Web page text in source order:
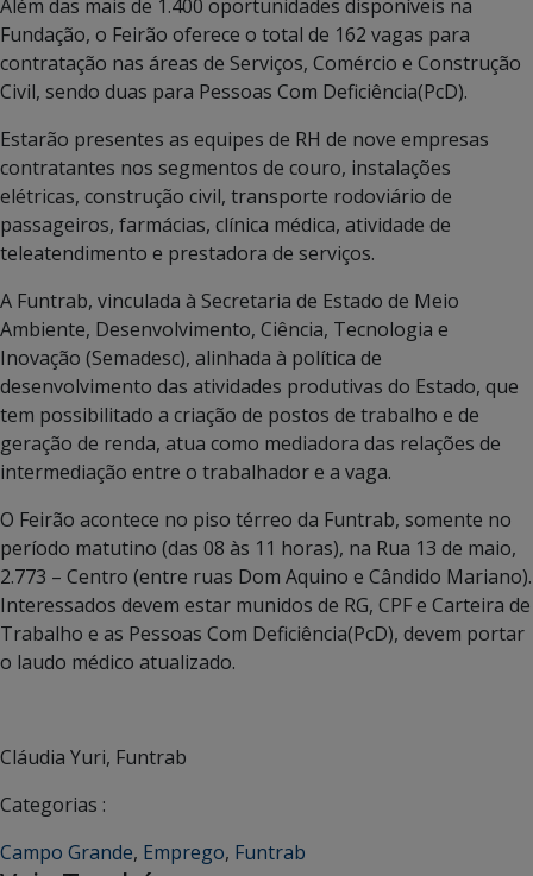
Além das mais de 1.400 oportunidades disponíveis na
Fundação, o Feirão oferece o total de 162 vagas para
contratação nas áreas de Serviços, Comércio e Construção
Civil, sendo duas para Pessoas Com Deficiência(PcD).
Estarão presentes as equipes de RH de nove empresas
contratantes nos segmentos de couro, instalações
elétricas, construção civil, transporte rodoviário de
passageiros, farmácias, clínica médica, atividade de
teleatendimento e prestadora de serviços.
A Funtrab, vinculada à Secretaria de Estado de Meio
Ambiente, Desenvolvimento, Ciência, Tecnologia e
Inovação (Semadesc), alinhada à política de
desenvolvimento das atividades produtivas do Estado, que
tem possibilitado a criação de postos de trabalho e de
geração de renda, atua como mediadora das relações de
intermediação entre o trabalhador e a vaga.
O Feirão acontece no piso térreo da Funtrab, somente no
período matutino (das 08 às 11 horas), na Rua 13 de maio,
2.773 – Centro (entre ruas Dom Aquino e Cândido Mariano).
Interessados devem estar munidos de RG, CPF e Carteira de
Trabalho e as Pessoas Com Deficiência(PcD), devem portar
o laudo médico atualizado.
Cláudia Yuri, Funtrab
Categorias :
Campo Grande, Emprego, Funtrab